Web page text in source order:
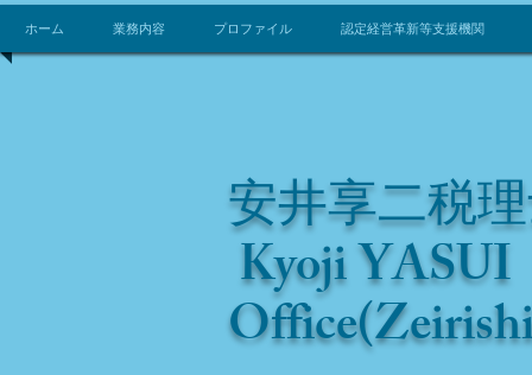
ホーム 業務内容 プロファイル 認定経営革新等支援機関
安井享二税
Kyoji